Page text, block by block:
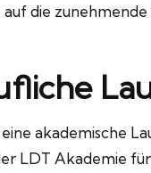
auf die
akademische
LDT Akademie